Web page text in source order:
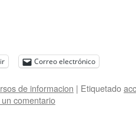
Correo electrónico
de informacion | Etiquetado
un comentario